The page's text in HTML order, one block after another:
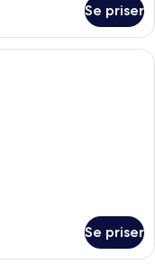
Se priser
sovrum med en stor
Se priser